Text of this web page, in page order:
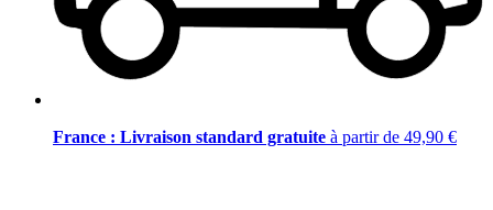
France : Livraison standard gratuite à partir de 49,90 €